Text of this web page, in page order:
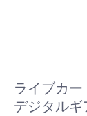
ライブカ
デジタル